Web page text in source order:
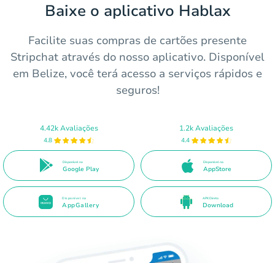
Baixe o aplicativo Hablax
Facilite suas compras de cartões presente
Stripchat através do nosso aplicativo. Disponível
em Belize, você terá acesso a serviços rápidos e
seguros!
4.42k Avaliações
4.8
Disponível no
Google Play
1.2k Avaliações
4.4
Disponível na
AppStore
Disponível na
AppGallery
APK Direto
Download